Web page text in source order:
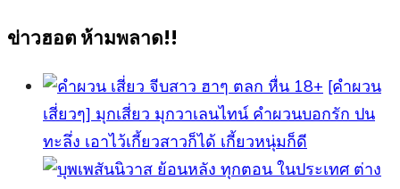
ข่าวฮอต ห้ามพลาด!!
[คำผวน
เสี่ยวๆ] มุกเสี่ยว มุกวาเลนไทน์ คำผวนบอกรัก ปน
ทะลึ่ง เอาไว้เกี้ยวสาวก็ได้ เกี้ยวหนุ่มก็ดี